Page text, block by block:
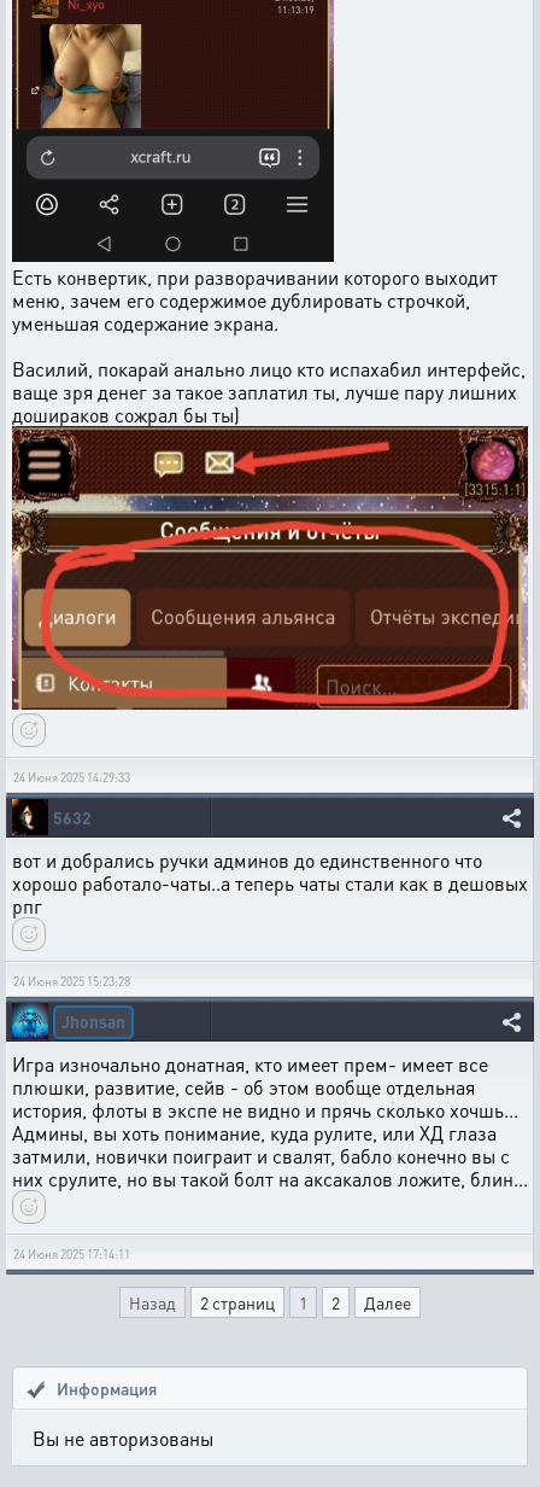
Есть конвертик, при разворачивании которого выходит
меню, зачем его содержимое дублировать строчкой,
уменьшая содержание экрана.
Василий, покарай анально лицо кто испахабил интерфейс,
ваще зря денег за такое заплатил ты, лучше пару лишних
дошираков сожрал бы ты)
24 Июня 2025 14:29:33
5632
вот и добрались ручки админов до единственного что
хорошо работало-чаты..а теперь чаты стали как в дешовых
рпг
24 Июня 2025 15:23:28
Jhonsan
Игра изночально донатная, кто имеет прем- имеет все
плюшки, развитие, сейв - об этом вообще отдельная
история, флоты в экспе не видно и прячь сколько хочшь...
Админы, вы хоть понимание, куда рулите, или ХД глаза
затмили, новички поиграит и свалят, бабло конечно вы с
них срулите, но вы такой болт на аксакалов ложите, блин...
24 Июня 2025 17:14:11
Назад 2 страниц 1 2 Далее
Информация
Вы не авторизованы